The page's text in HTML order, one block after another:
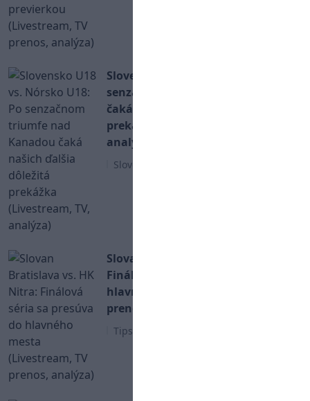
Slovensko U18 vs. Nórsko U18: Po
senzačnom triumfe nad Kanadou
čaká našich ďalšia dôležitá
prekážka (Livestream, TV,
analýza)
Slovenský hokej
Slovan Bratislava vs. HK Nitra:
Finálová séria sa presúva do
hlavného mesta (Livestream, TV
prenos, analýza)
Tipsport liga